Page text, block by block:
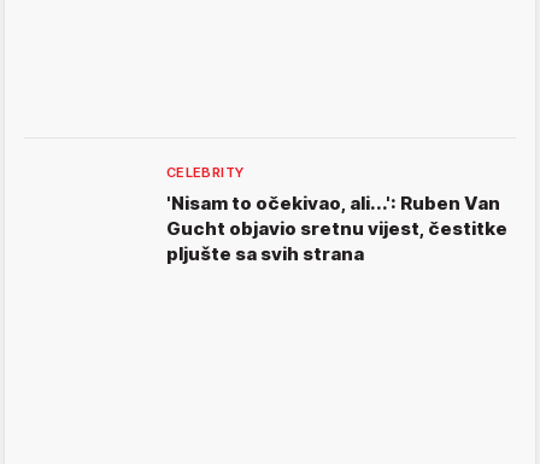
CELEBRITY
'Nisam to očekivao, ali...': Ruben Van
Gucht objavio sretnu vijest, čestitke
pljušte sa svih strana